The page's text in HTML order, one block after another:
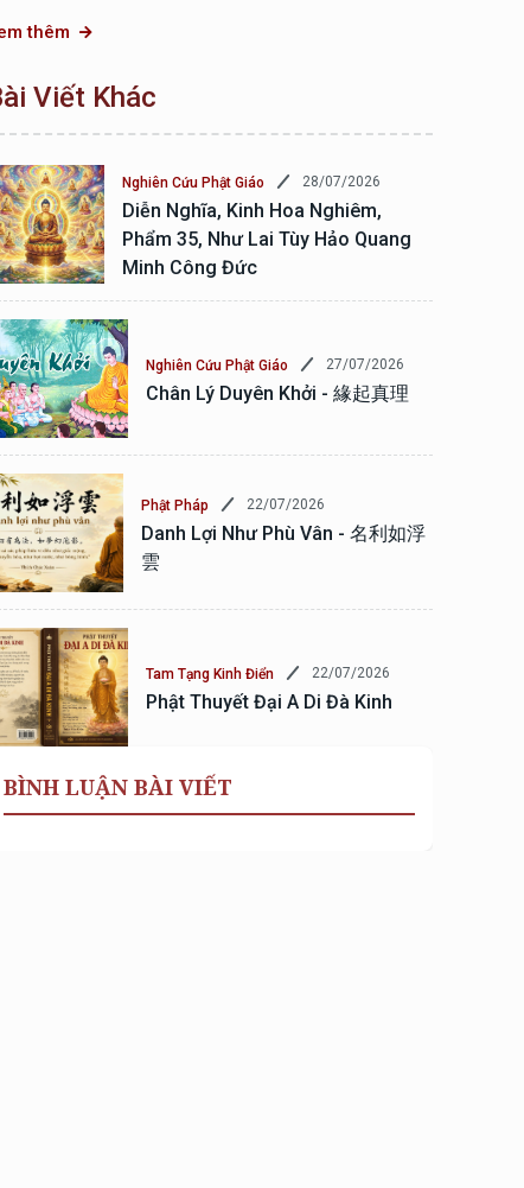
thêm
Viết Khác
Nghiên Cứu Phật Giáo 28/07/2026
Diễn Nghĩa, Kinh Hoa Nghiêm,
Phẩm 35, Như Lai Tùy Hảo Quang
Minh Công Đức
Nghiên Cứu Phật Giáo 27/07/2026
Chân Lý Duyên Khởi - 緣起真理
Phật Pháp 22/07/2026
Danh Lợi Như Phù Vân - 名利如浮
雲
Tam Tạng Kinh Điển 22/07/2026
Phật Thuyết Đại A Di Đà Kinh
BÌNH LUẬN BÀI VIẾT